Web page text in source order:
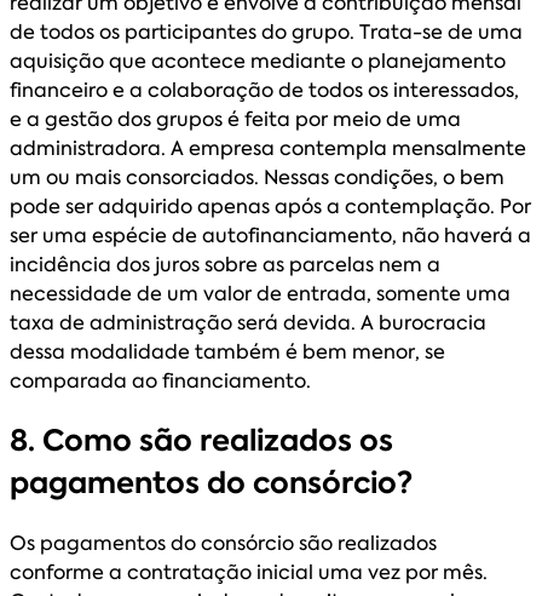
de todos os participantes do grupo. Trata-se de uma
aquisição que acontece mediante o planejamento
financeiro e a colaboração de todos os interessados,
e a gestão dos grupos é feita por meio de uma
administradora. A empresa contempla mensalmente
um ou mais consorciados. Nessas condições, o bem
pode ser adquirido apenas após a contemplação. Por
ser uma espécie de autofinanciamento, não haverá a
incidência dos juros sobre as parcelas nem a
necessidade de um valor de entrada, somente uma
taxa de administração será devida. A burocracia
dessa modalidade também é bem menor, se
comparada ao financiamento.
8. Como são realizados os
pagamentos do consórcio?
Os pagamentos do consórcio são realizados
conforme a contratação inicial uma vez por mês.